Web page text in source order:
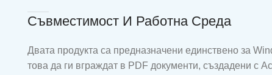
Съвместимост И Работна Среда
Двата продукта са предназначени единствено за
това да ги вграждат в PDF документи, създадени с